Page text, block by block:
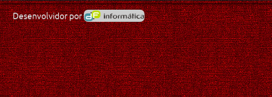
Desenvolvidor por